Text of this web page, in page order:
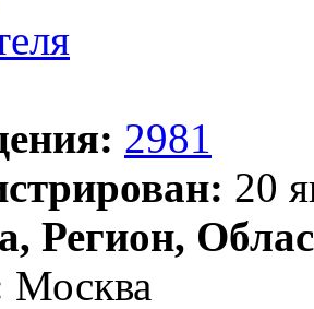
2981
20
Регион,
Москва